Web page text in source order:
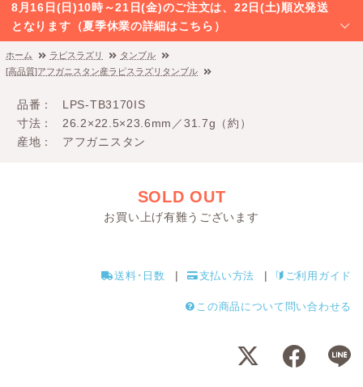
8月16日(日)10時～21日(金)のご注文は、22日(土)順次発送
となります（夏季休業の詳細はこちら）
ホーム ラピスラズリ
タンブル
[高品質]アフガニスタン産ラピスラズリタンブル
品番
LPS-TB3170IS
寸法
26.2×22.5×23.6mm／31.7g（約）
産地
アフガニスタン
SOLD OUT
お買い上げ有難うございます
送料･日数 支払い方法 ご利用ガイド
この商品について問い合わせる